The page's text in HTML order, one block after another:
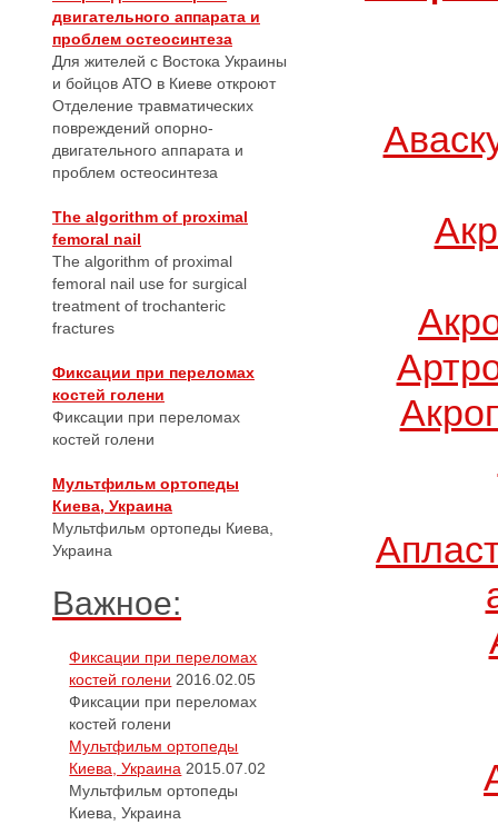
двигательного аппарата и
проблем остеосинтеза
Для жителей с Востока Украины
и бойцов АТО в Киеве откроют
Отделение травматических
повреждений опорно-
двигательного аппарата и
проблем остеосинтеза
The algorithm of proximal
femoral nail
The algorithm of proximal
femoral nail use for surgical
treatment of trochanteric
fractures
Фиксации при переломах
костей голени
Фиксации при переломах
костей голени
Мультфильм ортопеды
Киева, Украина
Мультфильм ортопеды Киева,
Украина
Важное:
Фиксации при переломах
костей голени 2016.02.05
Фиксации при переломах
костей голени
Мультфильм ортопеды
Киева, Украина 2015.07.02
Мультфильм ортопеды
Киева, Украина